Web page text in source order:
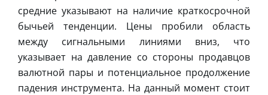
средние указывают на наличие краткосрочной
бычьей тенденции. Цены пробили область
между сигнальными линиями вниз, что
указывает на давление со стороны продавцов
валютной пары и потенциальное продолжение
падения инструмента. На данный момент стоит